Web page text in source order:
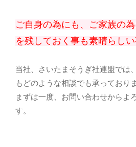
ご自身の為にも、ご家族の
を残しておく事も素晴らしい
当社、さいたまそうぎ社連盟では
もどのような相談でも承っており
まずは一度、お問い合わせからよ
す。